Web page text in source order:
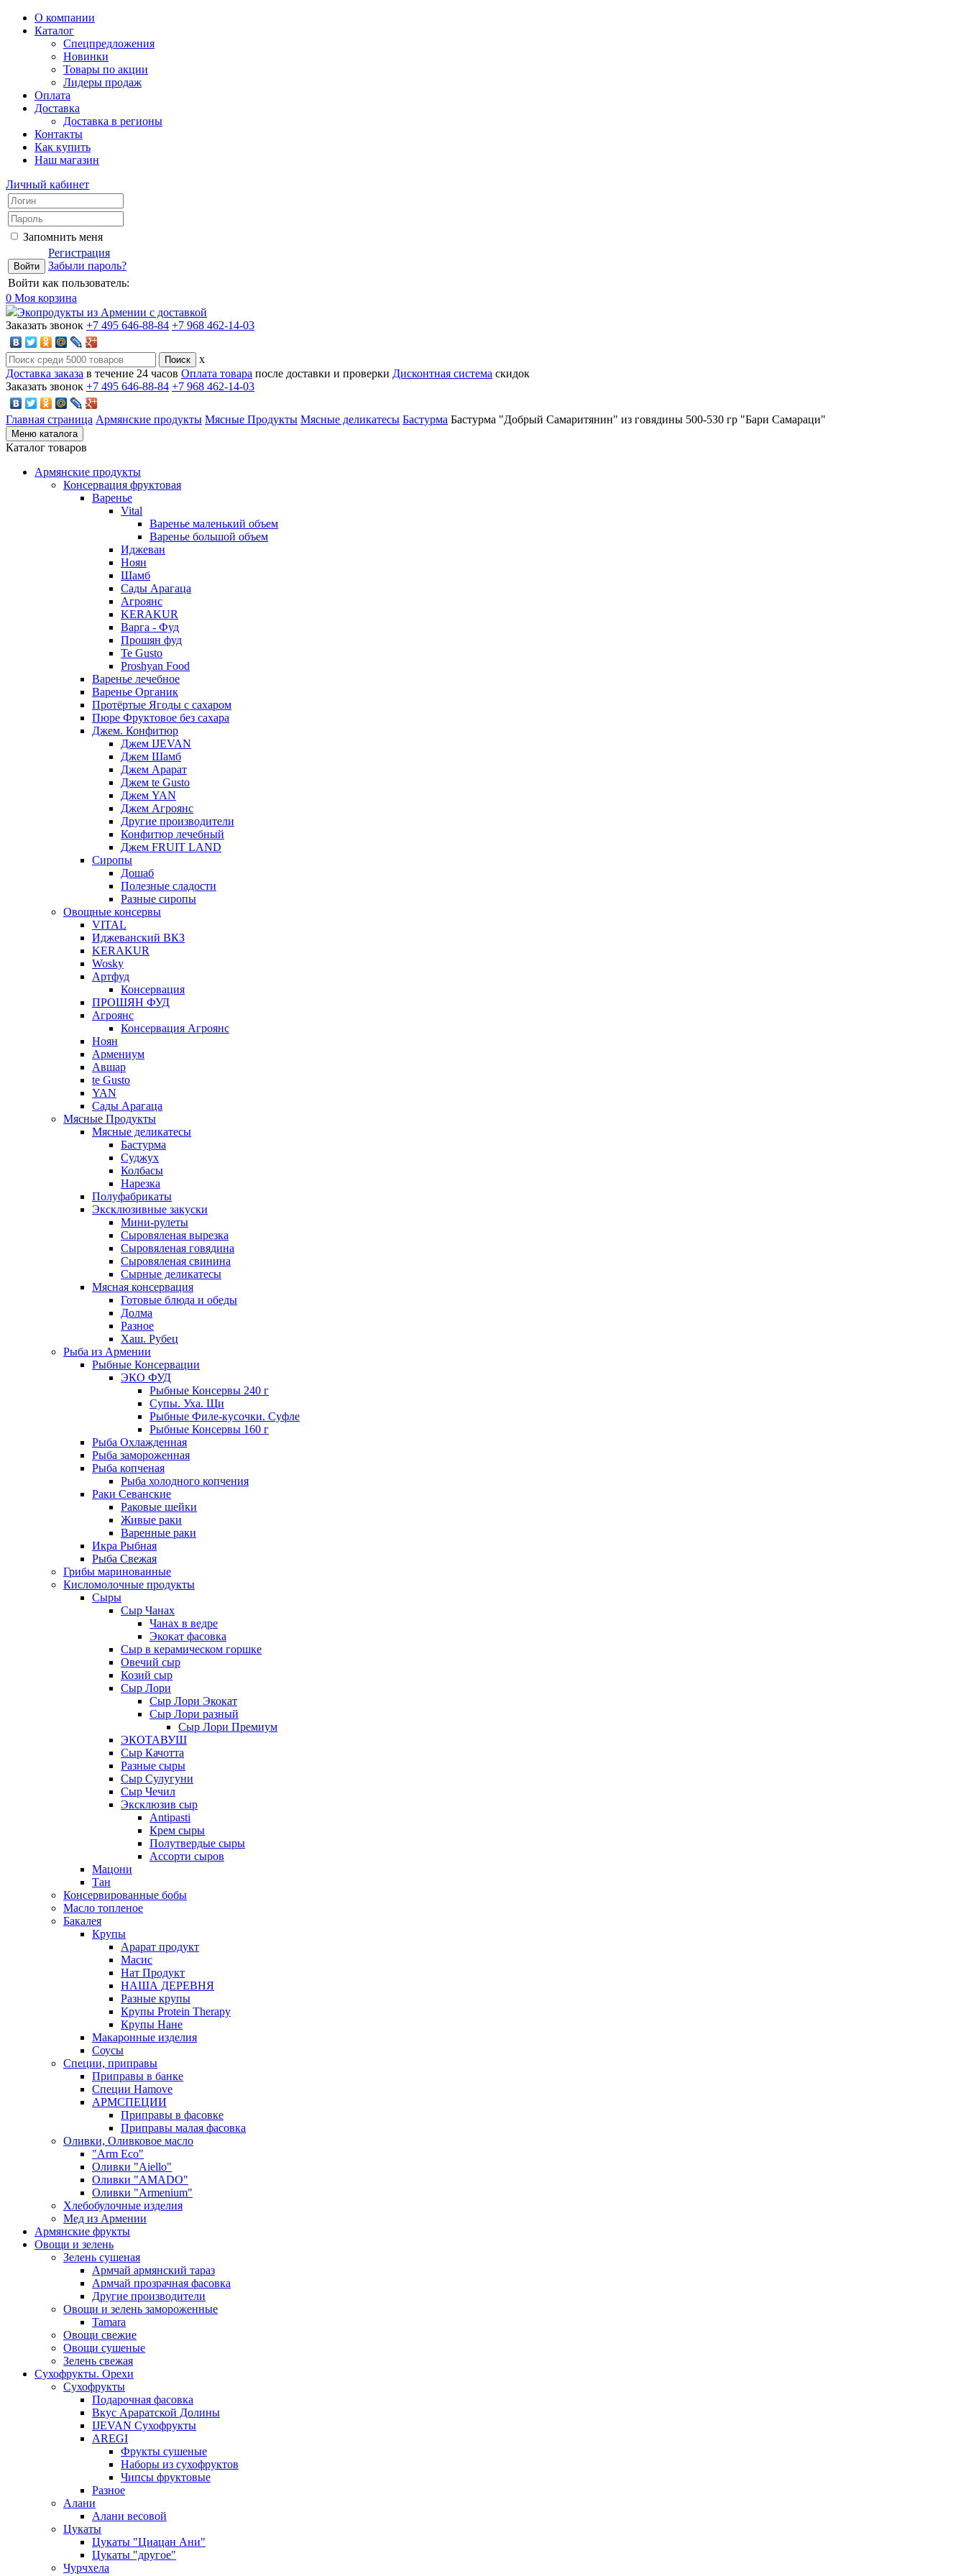
О компании
Каталог
Спецпредложения
Новинки
Товары по акции
Лидеры продаж
Оплата
Доставка
Доставка в регионы
Контакты
Как купить
Наш магазин
Личный кабинет
Запомнить меня
Регистрация
Забыли пароль?
Войти как пользователь:
0 Моя корзина
Экопродукты из Армении с доставкой
Заказать звонок +7 495 646-88-84 +7 968 462-14-03
x
Доставка заказа в течение 24 часов Оплата товара после доставки и проверки Дисконтная система скидок
Заказать звонок +7 495 646-88-84 +7 968 462-14-03
Главная страница Армянские продукты Мясные Продукты Мясные деликатесы Бастурма Бастурма "Добрый Самаритянин" из говядины 500-530 гр "Бари Самараци"
Меню каталога
Каталог товаров
Армянские продукты
Консервация фруктовая
Варенье
Vital
Варенье маленький объем
Варенье большой объем
Иджеван
Ноян
Шамб
Сады Арагаца
Агроянс
KERAKUR
Варга - Фуд
Прошян фуд
Te Gusto
Proshyan Food
Варенье лечебное
Варенье Органик
Протёртые Ягоды с сахаром
Пюре Фруктовое без сахара
Джем. Конфитюр
Джем IJEVAN
Джем Шамб
Джем Арарат
Джем te Gusto
Джем YAN
Джем Агроянс
Другие производители
Конфитюр лечебный
Джем FRUIT LAND
Сиропы
Дошаб
Полезные сладости
Разные сиропы
Овощные консервы
VITAL
Иджеванский ВКЗ
KERAKUR
Wosky
Артфуд
Консервация
ПРОШЯН ФУД
Агроянс
Консервация Агроянс
Ноян
Армениум
Авшар
te Gusto
YAN
Сады Арагаца
Мясные Продукты
Мясные деликатесы
Бастурма
Суджух
Колбасы
Нарезка
Полуфабрикаты
Эксклюзивные закуски
Мини-рулеты
Сыровяленая вырезка
Сыровяленая говядина
Сыровяленая свинина
Сырные деликатесы
Мясная консервация
Готовые блюда и обеды
Долма
Разное
Хаш. Рубец
Рыба из Армении
Рыбные Консервации
ЭКО ФУД
Рыбные Консервы 240 г
Супы. Уха. Щи
Рыбные Филе-кусочки. Суфле
Рыбные Консервы 160 г
Рыба Охлажденная
Рыба замороженная
Рыба копченая
Рыба холодного копчения
Раки Севанские
Раковые шейки
Живые раки
Варенные раки
Икра Рыбная
Рыба Свежая
Грибы маринованные
Кисломолочные продукты
Сыры
Сыр Чанах
Чанах в ведре
Экокат фасовка
Сыр в керамическом горшке
Овечий сыр
Козий сыр
Сыр Лори
Сыр Лори Экокат
Сыр Лори разный
Сыр Лори Премиум
ЭКОТАВУШ
Сыр Качотта
Разные сыры
Сыр Сулугуни
Сыр Чечил
Эксклюзив сыр
Antipasti
Крем сыры
Полутвердые сыры
Ассорти сыров
Мацони
Тан
Консервированные бобы
Масло топленое
Бакалея
Крупы
Арарат продукт
Масис
Нат Продукт
НАША ДЕРЕВНЯ
Разные крупы
Крупы Protein Therapy
Крупы Нане
Макаронные изделия
Соусы
Специи, приправы
Приправы в банке
Специи Hamove
АРМСПЕЦИИ
Приправы в фасовке
Приправы малая фасовка
Оливки, Оливковое масло
"Arm Eco"
Оливки "Aiello"
Оливки "AMADO"
Оливки "Armenium"
Хлебобулочные изделия
Мед из Армении
Армянские фрукты
Овощи и зелень
Зелень сушеная
Армчай армянский тараз
Армчай прозрачная фасовка
Другие производители
Овощи и зелень замороженные
Tamara
Овощи свежие
Овощи сушеные
Зелень свежая
Сухофрукты. Орехи
Сухофрукты
Подарочная фасовка
Вкус Араратской Долины
IJEVAN Сухофрукты
AREGI
Фрукты сушеные
Наборы из сухофруктов
Чипсы фруктовые
Разное
Алани
Алани весовой
Цукаты
Цукаты "Циацан Ани"
Цукаты "другое"
Чурчхела